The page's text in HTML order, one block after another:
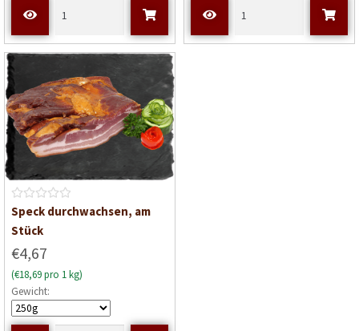
t
0
v
n
5
t
B
e
e
r
t
e
t
Speck durchwachsen, am
Stück
€4,67
(€18,69 pro 1 kg)
Gewicht: